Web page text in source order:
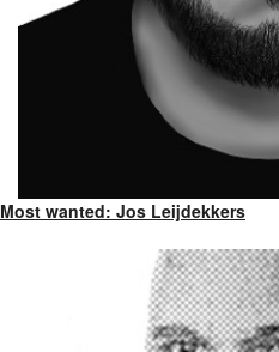
Most wanted: Jos Leijdekkers